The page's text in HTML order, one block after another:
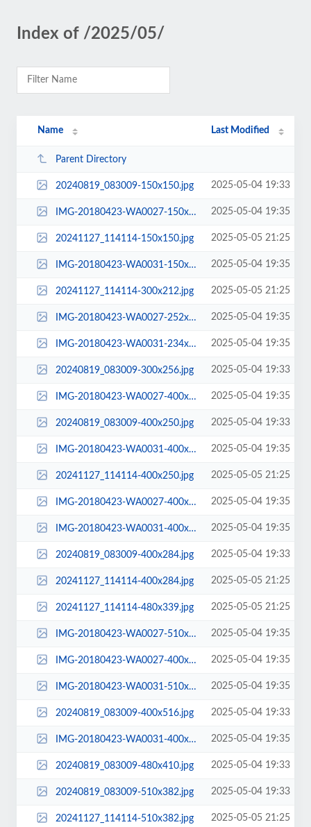
Index of /2025/05/
Name Last Modified
Parent Directory
20240819_083009-150x150.jpg 2025-05-04 19:33
IMG-20180423-WA0027-150x150.jpg 2025-05-04 19:35
20241127_114114-150x150.jpg 2025-05-05 21:25
IMG-20180423-WA0031-150x150.jpg 2025-05-04 19:35
20241127_114114-300x212.jpg 2025-05-05 21:25
IMG-20180423-WA0027-252x300.jpg 2025-05-04 19:35
IMG-20180423-WA0031-234x300.jpg 2025-05-04 19:35
20240819_083009-300x256.jpg 2025-05-04 19:33
IMG-20180423-WA0027-400x250.jpg 2025-05-04 19:35
20240819_083009-400x250.jpg 2025-05-04 19:33
IMG-20180423-WA0031-400x250.jpg 2025-05-04 19:35
20241127_114114-400x250.jpg 2025-05-05 21:25
IMG-20180423-WA0027-400x284.jpg 2025-05-04 19:35
IMG-20180423-WA0031-400x284.jpg 2025-05-04 19:35
20240819_083009-400x284.jpg 2025-05-04 19:33
20241127_114114-400x284.jpg 2025-05-05 21:25
20241127_114114-480x339.jpg 2025-05-05 21:25
IMG-20180423-WA0027-510x382.jpg 2025-05-04 19:35
IMG-20180423-WA0027-400x516.jpg 2025-05-04 19:35
IMG-20180423-WA0031-510x382.jpg 2025-05-04 19:35
20240819_083009-400x516.jpg 2025-05-04 19:33
IMG-20180423-WA0031-400x516.jpg 2025-05-04 19:35
20240819_083009-480x410.jpg 2025-05-04 19:33
20240819_083009-510x382.jpg 2025-05-04 19:33
20241127_114114-510x382.jpg 2025-05-05 21:25